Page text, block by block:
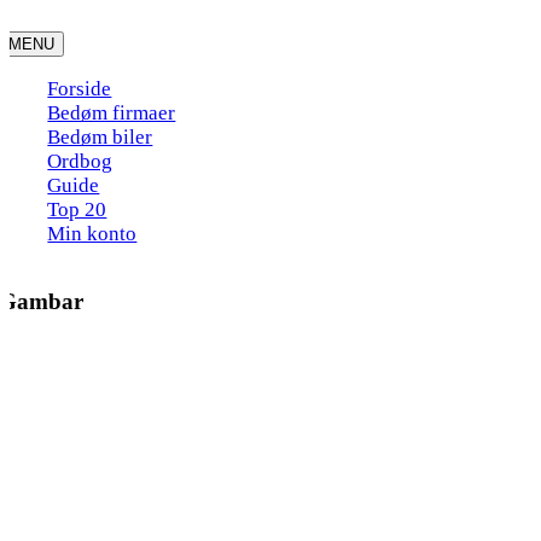
to
content
MENU
Forside
Bedøm firmaer
Bedøm biler
Ordbog
Guide
Top 20
Min konto